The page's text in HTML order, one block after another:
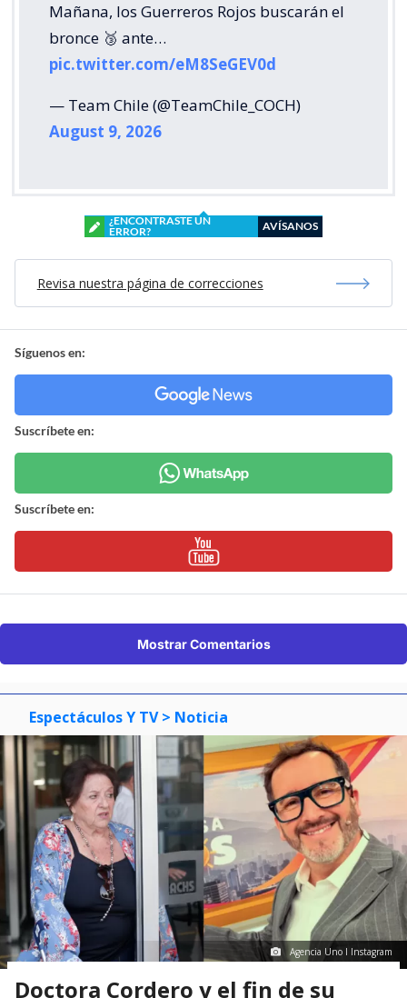
Mañana, los Guerreros Rojos buscarán el
bronce 🥉 ante…
pic.twitter.com/eM8SeGEV0d
— Team Chile (@TeamChile_COCH)
August 9, 2026
¿ENCONTRASTE UN
ERROR?
AVÍSANOS
Revisa nuestra página de correcciones
Síguenos en:
Suscríbete en:
Suscríbete en:
Mostrar Comentarios
Espectáculos Y TV > Noticia
Agencia Uno I Instagram
Doctora Cordero y el fin de su